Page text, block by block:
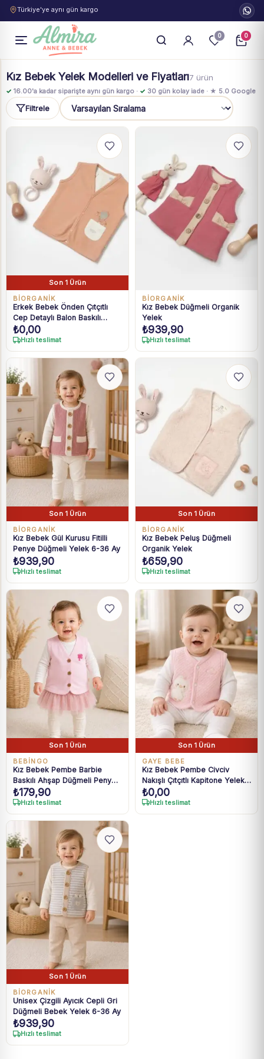
Türkiye'ye aynı gün kargo
0 0
Kız Bebek Yelek Modelleri ve Fiyatları7 ürün
✓ 16.00'a kadar siparişte aynı gün kargo · ✓ 30 gün kolay iade · ★ 5.0 Google
Filtrele
Sıralama
Son 1 Ürün
BIORGANIK
Erkek Bebek Önden Çıtçıtlı
Cep Detaylı Balon Baskılı
Yelek
₺0,00
Hızlı teslimat
BIORGANIK
Kız Bebek Düğmeli Organik
Yelek
₺939,90
Hızlı teslimat
Son 1 Ürün
BIORGANIK
Kız Bebek Gül Kurusu Fitilli
Penye Düğmeli Yelek 6-36 Ay
₺939,90
Hızlı teslimat
Son 1 Ürün
BIORGANIK
Kız Bebek Peluş Düğmeli
Organik Yelek
₺659,90
Hızlı teslimat
Son 1 Ürün
BEBİNGO
Kız Bebek Pembe Barbie
Baskılı Ahşap Düğmeli Penye
Yelek 3-18 Ay
₺179,90
Hızlı teslimat
Son 1 Ürün
GAYE BEBE
Kız Bebek Pembe Civciv
Nakışlı Çıtçıtlı Kapitone Yelek
1-9 Ay
₺0,00
Hızlı teslimat
Son 1 Ürün
BIORGANIK
Unisex Çizgili Ayıcık Cepli Gri
Düğmeli Bebek Yelek 6-36 Ay
₺939,90
Hızlı teslimat